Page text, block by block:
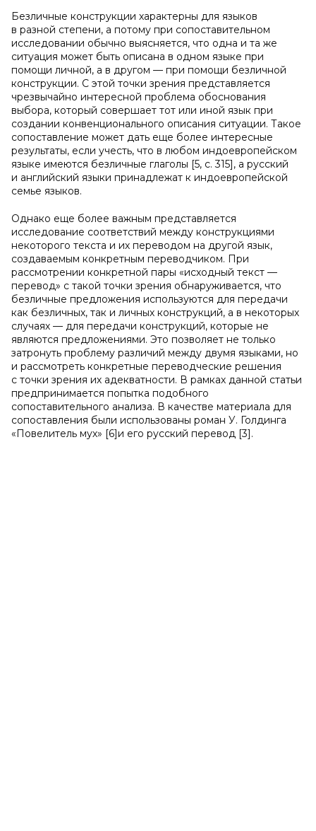
Безличные конструкции характерны для языков
в разной степени, а потому при сопоставительном
исследовании обычно выясняется, что одна и та же
ситуация может быть описана в одном языке при
помощи личной, а в другом — при помощи безличной
конструкции. С этой точки зрения представляется
чрезвычайно интересной проблема обоснования
выбора, который совершает тот или иной язык при
создании конвенционального описания ситуации. Такое
сопоставление может дать еще более интересные
результаты, если учесть, что в любом индоевропейском
языке имеются безличные глаголы [5, с. 315], а русский
и английский языки принадлежат к индоевропейской
семье языков.
Однако еще более важным представляется
исследование соответствий между конструкциями
некоторого текста и их переводом на другой язык,
создаваемым конкретным переводчиком. При
рассмотрении конкретной пары «исходный текст —
перевод» с такой точки зрения обнаруживается, что
безличные предложения используются для передачи
как безличных, так и личных конструкций, а в некоторых
случаях — для передачи конструкций, которые не
являются предложениями. Это позволяет не только
затронуть проблему различий между двумя языками, но
и рассмотреть конкретные переводческие решения
с точки зрения их адекватности. В рамках данной статьи
предпринимается попытка подобного
сопоставительного анализа. В качестве материала для
сопоставления были использованы роман У. Голдинга
«Повелитель мух» [6]и его русский перевод [3].